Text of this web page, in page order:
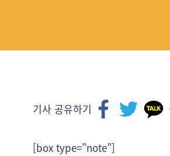
기사 공유하기
[box type=”note”]